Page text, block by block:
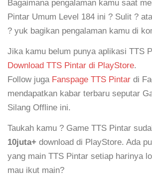
Bagaimana pengalaman kamu saat
Pintar Umum Level 184 ini ? Sulit ?
? yuk bagikan pengalaman kamu di
Jika kamu belum punya aplikasi TTS
Download TTS Pintar di PlayStore.
Follow juga Fanspage TTS Pintar di
mendapatkan kabar terbaru seputar
Silang Offline ini.
Taukah kamu ? Game TTS Pintar
10juta+ download di PlayStore. Ada
yang main TTS Pintar setiap harinya
mau ikut main?